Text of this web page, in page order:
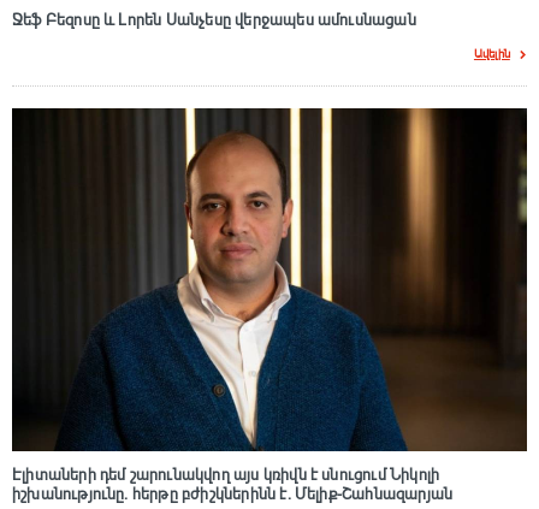
Ջեֆ Բեզոսը և Լորեն Սանչեսը վերջապես ամուսնացան
Ավելին
Էլիտաների դեմ շարունակվող այս կռիվն է սնուցում Նիկոլի
իշխանությունը. հերթը բժիշկներինն է. Մելիք-Շահնազարյան